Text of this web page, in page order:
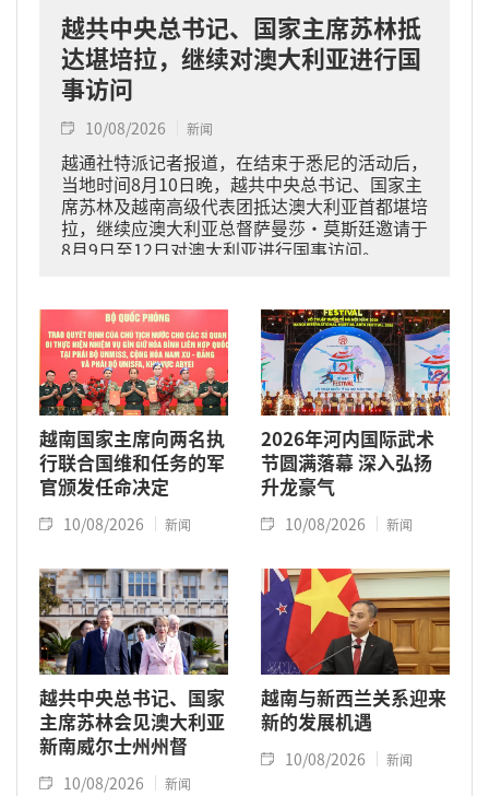
越共中央总书记、国家主席苏林抵
达堪培拉，继续对澳大利亚进行国
事访问
10/08/2026 新闻
越通社特派记者报道，在结束于悉尼的活动后，
当地时间8月10日晚，越共中央总书记、国家主
席苏林及越南高级代表团抵达澳大利亚首都堪培
拉，继续应澳大利亚总督萨曼莎·莫斯廷邀请于
8月9日至12日对澳大利亚进行国事访问。
越南国家主席向两名执
行联合国维和任务的军
官颁发任命决定
10/08/2026 新闻
2026年河内国际武术
节圆满落幕 深入弘扬
升龙豪气
10/08/2026 新闻
越共中央总书记、国家
主席苏林会见澳大利亚
新南威尔士州州督
10/08/2026 新闻
越南与新西兰关系迎来
新的发展机遇
10/08/2026 新闻